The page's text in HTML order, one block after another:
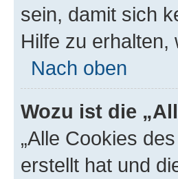
sein, damit sich
Hilfe zu erhalten,
Nach oben
Wozu ist die
„Alle Cookies
erstellt hat und